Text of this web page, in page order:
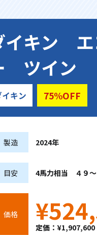
イキン エ
ツイン
キン 75%OFF
製造 2024年
目安 4馬力相当 ４９
価格
定価：¥1,907,600